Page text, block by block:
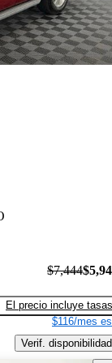
$7,444
El precio incluye tasas
$116/mes
Verif. disponibilidad